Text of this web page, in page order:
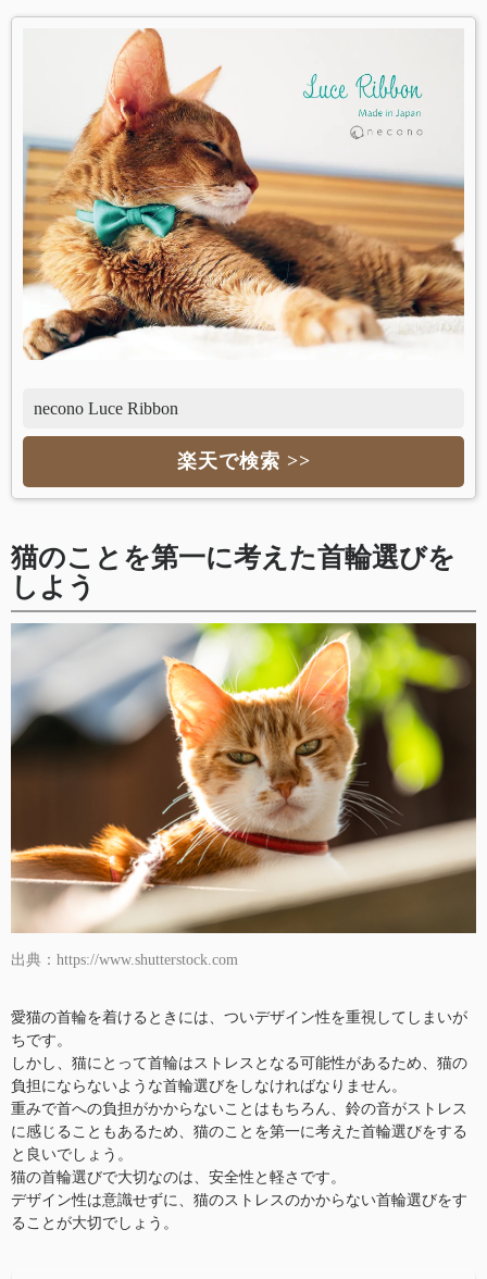
necono Luce Ribbon
楽天で検索 >>
猫のことを第一に考えた首輪選びを
しよう
出典：https://www.shutterstock.com
愛猫の首輪を着けるときには、ついデザイン性を重視してしまいが
ちです。
しかし、猫にとって首輪はストレスとなる可能性があるため、猫の
負担にならないような首輪選びをしなければなりません。
重みで首への負担がかからないことはもちろん、鈴の音がストレス
に感じることもあるため、猫のことを第一に考えた首輪選びをする
と良いでしょう。
猫の首輪選びで大切なのは、安全性と軽さです。
デザイン性は意識せずに、猫のストレスのかからない首輪選びをす
ることが大切でしょう。